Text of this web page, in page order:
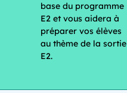
base du programme
E2 et vous aidera à
préparer vos élèves
au thème de la sortie
E2.